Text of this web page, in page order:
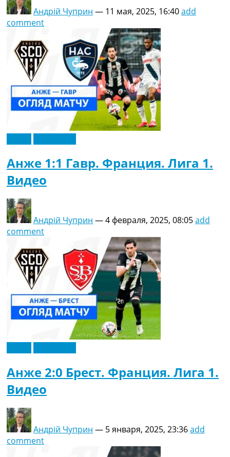
Андрій Чуприн — 11 мая, 2025, 16:40add
comment
Анже 1:1 Гавр. Франция. Лига 1.
Видео
Андрій Чуприн —4 февраля, 2025, 08:05add
comment
Анже 2:0 Брест. Франция. Лига 1.
Видео
Андрій Чуприн — 5 января, 2025, 23:36add
comment